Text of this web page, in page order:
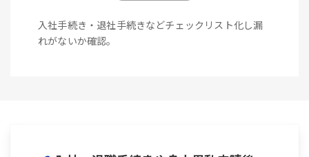
入社手続き・退社手続きなどチェックリスト化し漏
れがないか確認。